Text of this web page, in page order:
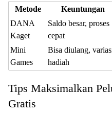
Metode Keuntungan
DANA
Kaget
Saldo besar, proses
cepat
Mini
Games
Bisa diulang,
hadiah
Tips Maksimalkan
Gratis